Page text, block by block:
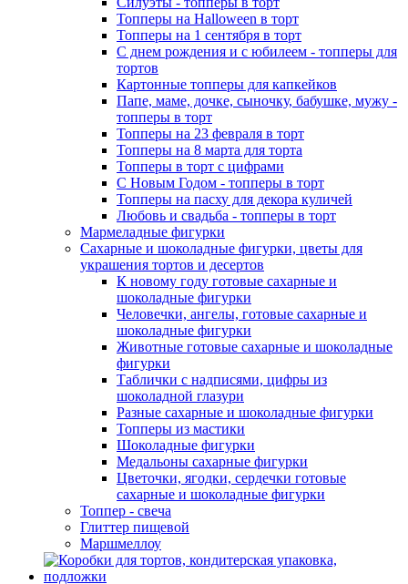
Топперы на Halloween в торт
Топперы на 1 сентября в торт
С днем рождения и с юбилеем - топперы для
тортов
Картонные топперы для капкейков
Папе, маме, дочке, сыночку, бабушке, мужу -
топперы в торт
Топперы на 23 февраля в торт
Топперы на 8 марта для торта
Топперы в торт с цифрами
С Новым Годом - топперы в торт
Топперы на пасху для декора куличей
Любовь и свадьба - топперы в торт
Мармеладные фигурки
Сахарные и шоколадные фигурки, цветы для
украшения тортов и десертов
К новому году готовые сахарные и
шоколадные фигурки
Человечки, ангелы, готовые сахарные и
шоколадные фигурки
Животные готовые сахарные и шоколадные
фигурки
Таблички с надписями, цифры из
шоколадной глазури
Разные сахарные и шоколадные фигурки
Топперы из мастики
Шоколадные фигурки
Медальоны сахарные фигурки
Цветочки, ягодки, сердечки готовые
сахарные и шоколадные фигурки
Топпер - свеча
Глиттер пищевой
Маршмеллоу